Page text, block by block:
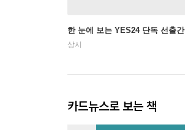
한 눈에 보는 YES24 단독 선출간
상시
카드뉴스로 보는 책